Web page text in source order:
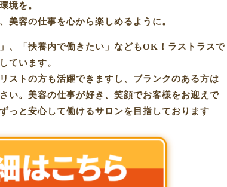
境を。
美容の仕事を心から楽しめるように。
、「扶養内で働きたい」などもOK！ラストラスで
ています。
ストの方も活躍できますし、ブランクのある方は
い。美容の仕事が好き、笑顔でお客様をお迎えで
っと安心して働けるサロンを目指しております